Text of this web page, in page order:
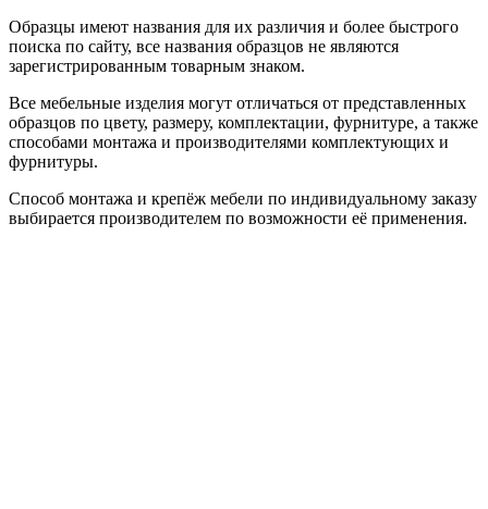
Образцы имеют названия для их различия и более быстрого
поиска по сайту, все названия образцов не являются
зарегистрированным товарным знаком.
Все мебельные изделия могут отличаться от представленных
образцов по цвету, размеру, комплектации, фурнитуре, а также
способами монтажа и производителями комплектующих и
фурнитуры.
Способ монтажа и крепёж мебели по индивидуальному заказу
выбирается производителем по возможности её применения.